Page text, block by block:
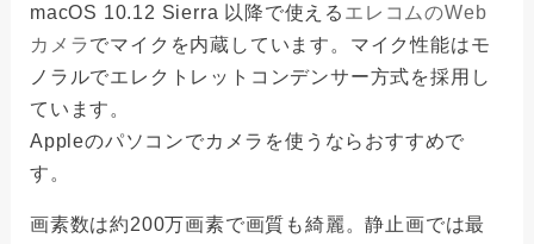
macOS 10.12 Sierra 以降で使える エレコムのWeb
カメラでマイクを内蔵しています。マイク性能はモ
ノラルでエレクトレットコンデンサー方式を採用し
ています。
Appleのパソコンでカメラを使うならおすすめで
す。
画素数は約200万画素で画質も綺麗。静止画では最